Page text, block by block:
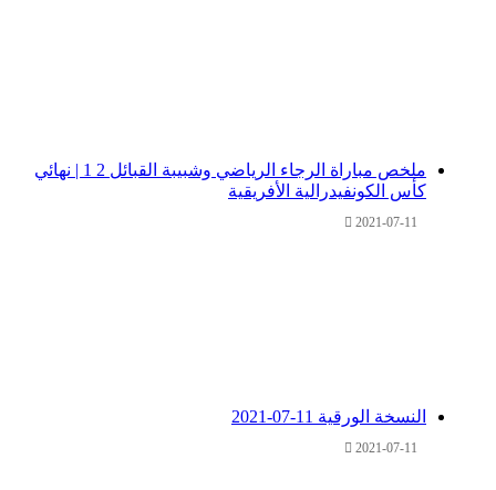
ملخص مباراة الرجاء الرياضي وشبيبة القبائل 2 1 | نهائي
كأس الكونفيدرالية الأفريقية
النسخة الورقية 11-07-2021